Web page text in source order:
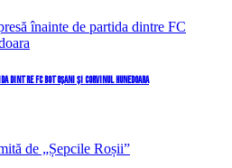
dintre FC Botoșani și Corvinul Hunedoara